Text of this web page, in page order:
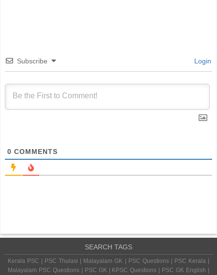
Subscribe Login
0 COMMENTS
SEARCH TAGS
Kerala PSC | PSC Thulasi | Malayalam GK | PSC Questions | PSC Kerala |
Malayalam PSC Questions | PSC GK | KPSC Questions | PSC GK English |